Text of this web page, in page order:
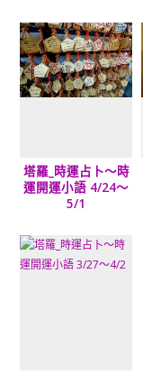
塔羅_時運占卜～時
運開運小語 4/24～
5/1